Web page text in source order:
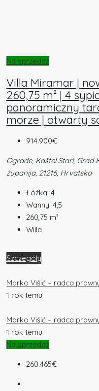
Na sprzedaż
Villa Miramar |
260,75 m² | 4
panoramiczny
morze | otwarty
914.900€
Ograde, Kaštel Stari, Grad
županija, 21216, Hrvatska
Łóżka: 4
Wanny: 4,5
260,75 m²
Willa
Szczegóły
Marko Višić – radca
1 rok temu
Marko Višić – radca
1 rok temu
Na sprzedaż
260.465€